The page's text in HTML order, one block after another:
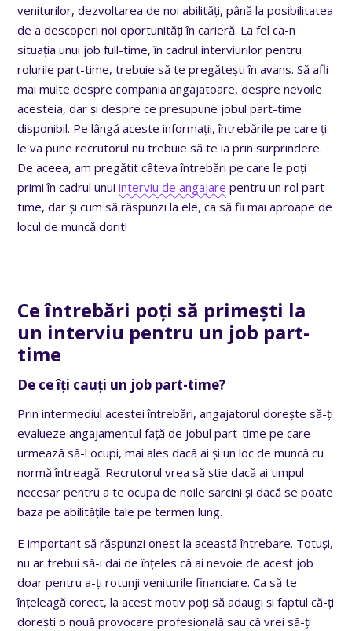
veniturilor, dezvoltarea de noi abilități, până la posibilitatea
de a descoperi noi oportunități în carieră. La fel ca-n
situația unui job full-time, în cadrul interviurilor pentru
rolurile part-time, trebuie să te pregătești în avans. Să afli
mai multe despre compania angajatoare, despre nevoile
acesteia, dar și despre ce presupune jobul part-time
disponibil. Pe lângă aceste informații, întrebările pe care ți
le va pune recrutorul nu trebuie să te ia prin surprindere.
De aceea, am pregătit câteva întrebări pe care le poți
primi în cadrul unuiinterviu de angajare pentru un rol part-
time, dar și cum să răspunzi la ele, ca să fii mai aproape de
locul de muncă dorit!
Ce întrebări poți să primești la
un interviu pentru un job part-
time
De ce îți cauți un job part-time?
Prin intermediul acestei întrebări, angajatorul dorește să-ți
evalueze angajamentul față de jobul part-time pe care
urmează să-l ocupi, mai ales dacă ai și un loc de muncă cu
normă întreagă. Recrutorul vrea să știe dacă ai timpul
necesar pentru a te ocupa de noile sarcini și dacă se poate
baza pe abilitățile tale pe termen lung.
E important să răspunzi onest la această întrebare. Totuși,
nu ar trebui să-i dai de înțeles că ai nevoie de acest job
doar pentru a-ți rotunji veniturile financiare. Ca să te
înțeleagă corect, la acest motiv poți să adaugi și faptul că-ți
dorești o nouă provocare profesională sau că vrei să-ți